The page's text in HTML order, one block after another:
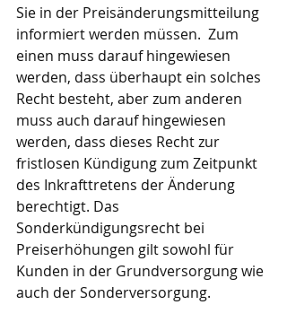
Sie in der Preisänderungsmitteilung
informiert werden müssen.  Zum
einen muss darauf hingewiesen
werden, dass überhaupt ein solches
Recht besteht, aber zum anderen
muss auch darauf hingewiesen
werden, dass dieses Recht zur
fristlosen Kündigung zum Zeitpunkt
des Inkrafttretens der Änderung
berechtigt. Das
Sonderkündigungsrecht bei
Preiserhöhungen gilt sowohl für
Kunden in der Grundversorgung wie
auch der Sonderversorgung.